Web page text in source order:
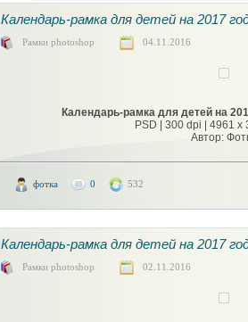
Календарь-рамка для детей на 2017
Рамки photoshop 04.11.2016
Календарь-рамка для детей на
PSD | 300 dpi | 4961 x
Автор:
фотка 0 532
Календарь-рамка для детей на 2017
Рамки photoshop 02.11.2016